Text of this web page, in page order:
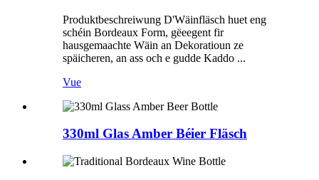
Produktbeschreiwung D'Wäinfläsch huet eng
schéin Bordeaux Form, gëeegent fir
hausgemaachte Wäin an Dekoratioun ze
späicheren, an ass och e gudde Kaddo ...
Vue
330ml Glas Amber Béier Fläsch